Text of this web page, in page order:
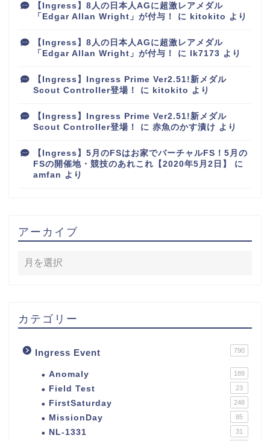
【Ingress】8人の日本人AGに超激レアメダル
「Edgar Allan Wright」が付与！
に kitokito より
【Ingress】8人の日本人AGに超激レアメダル
「Edgar Allan Wright」が付与！
に lk7173 より
【Ingress】Ingress Prime Ver2.51!新メダル
Scout Controller登場！
に kitokito より
【Ingress】Ingress Prime Ver2.51!新メダル
Scout Controller登場！
に 赤魚のかす漬け より
【Ingress】5月のFSはお家でバーチャルFS！5月の
FSの開催地・競技のあれこれ【2020年5月2日】
に
amfan より
アーカイブ
カテゴリー
Ingress Event 790
Anomaly 189
Field Test 23
FirstSaturday 248
MissionDay 85
NL-1331 31